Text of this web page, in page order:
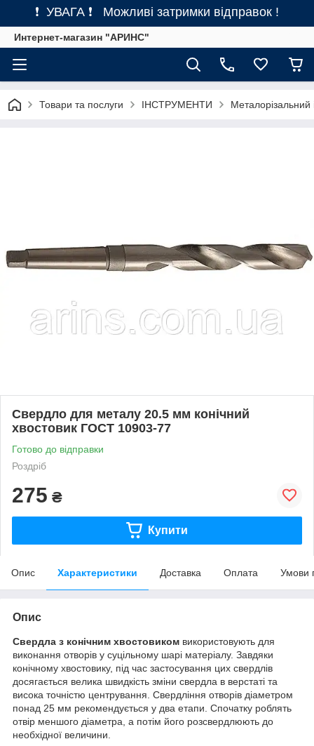
❗ УВАГА ❗ Можливі затримки відправок !
Интернет-магазин "АРИНС"
Товари та послуги ІНСТРУМЕНТИ Металорізальний
Свердло для металу 20.5 мм конічний
хвостовик ГОСТ 10903-77
Готово до відправки
Роздріб
275 ₴
Купити
Опис Характеристики Доставка Оплата Умови
Опис
Свердла з конічним хвостовиком використовують для
виконання отворів у суцільному шарі матеріалу. Завдяки
конічному хвостовику, під час застосування цих свердлів
досягається велика швидкість зміни свердла в верстаті та
висока точністю центрування. Свердління отворів діаметром
понад 25 мм рекомендується у два етапи. Спочатку роблять
отвір меншого діаметра, а потім його розсвердлюють до
необхідної величини.